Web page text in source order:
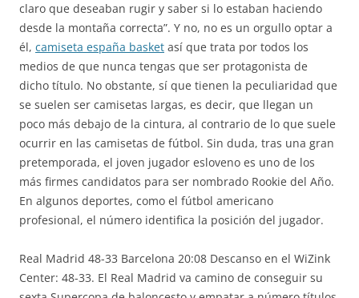
claro que deseaban rugir y saber si lo estaban haciendo
desde la montaña correcta”. Y no, no es un orgullo optar a
él, camiseta españa basket así que trata por todos los
medios de que nunca tengas que ser protagonista de
dicho título. No obstante, sí que tienen la peculiaridad que
se suelen ser camisetas largas, es decir, que llegan un
poco más debajo de la cintura, al contrario de lo que suele
ocurrir en las camisetas de fútbol. Sin duda, tras una gran
pretemporada, el joven jugador esloveno es uno de los
más firmes candidatos para ser nombrado Rookie del Año.
En algunos deportes, como el fútbol americano
profesional, el número identifica la posición del jugador.
Real Madrid 48-33 Barcelona 20:08 Descanso en el WiZink
Center: 48-33. El Real Madrid va camino de conseguir su